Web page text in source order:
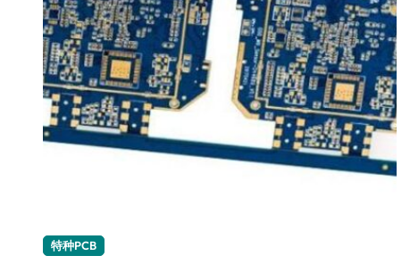
特种PCB